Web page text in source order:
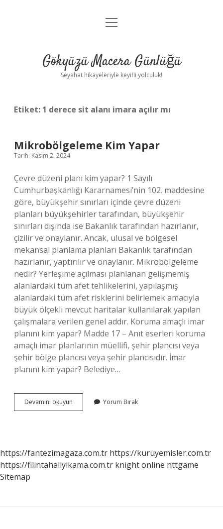
Anasayfa
Yasal Uyarı
menüyü
Gökyüzü Macera Günlüğü
Seyahat hikayeleriyle keyifli yolculuk!
Etiket: 1 derece sit alanı imara açılır mı
Mikrobölgeleme Kim Yapar
Tarih: Kasım 2, 2024
Çevre düzeni planı kim yapar? 1 Sayılı
Cumhurbaşkanlığı Kararnamesi’nin 102. maddesine
göre, büyükşehir sınırları içinde çevre düzeni
planları büyükşehirler tarafından, büyükşehir
sınırları dışında ise Bakanlık tarafından hazırlanır,
çizilir ve onaylanır. Ancak, ulusal ve bölgesel
mekansal planlama planları Bakanlık tarafından
hazırlanır, yaptırılır ve onaylanır. Mikrobölgeleme
nedir? Yerleşime açılması planlanan gelişmemiş
alanlardaki tüm afet tehlikelerini, yapılaşmış
alanlardaki tüm afet risklerini belirlemek amacıyla
büyük ölçekli mevcut haritalar kullanılarak yapılan
çalışmalara verilen genel addır. Koruma amaçlı imar
planını kim yapar? Madde 17 – Anıt eserleri koruma
amaçlı imar planlarının müellifi, şehir plancısı veya
şehir bölge plancısı veya şehir plancısıdır. İmar
planını kim yapar? Belediye…
Devamını okuyun Mikrobölgeleme
Kim
Yorum Bırak
https://fantezimagaza.com.tr https://kuruyemisler.com.tr
https://filintahaliyikama.com.tr knight online nttgame
Sitemap